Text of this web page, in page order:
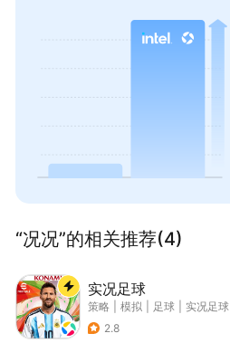
“况况”的相关推荐(4)
实况足球
策略 模拟 足球
实况足球
2.8